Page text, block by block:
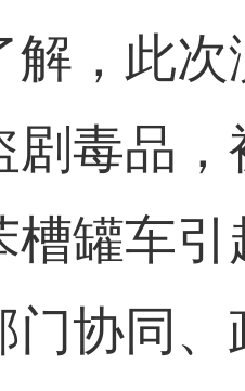
此次
剧毒品
槽罐车
门协同